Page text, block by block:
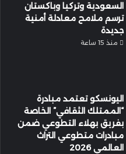
السعودية وتركيا وباكستان
ترسم ملامح معادلة أمنية
جديدة
منذ 15 ساعة
اليونسكو تعتمد مبادرة
“الممتلك الثقافي” الخاصة
بفريق بهلاء التطوعي ضمن
مبادرات متطوعي التراث
العالمي 2026